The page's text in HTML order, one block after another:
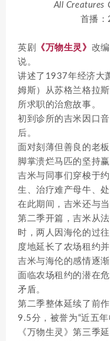
All Creatures
首播
英剧 《万物生灵》 改
说。
讲述了1937年经济大
姆斯）从苏格兰格拉
所求职的治愈故事。
初到诊所的吉米因口
后。
面对刻薄但善良的老
脚掌溃烂马匹的坚持赢
吉米与同事们穿梭于
生、治疗难产母牛、
在此期间，吉米还与
第二季开篇，吉米从
时，两人因海伦的过
度地延长了农场租约
吉米与海伦的感情逐
面临农场租约的潜在
矛盾。
第二季整体延续了前
9.5分，被誉为“近五年
《万物生灵》第三季